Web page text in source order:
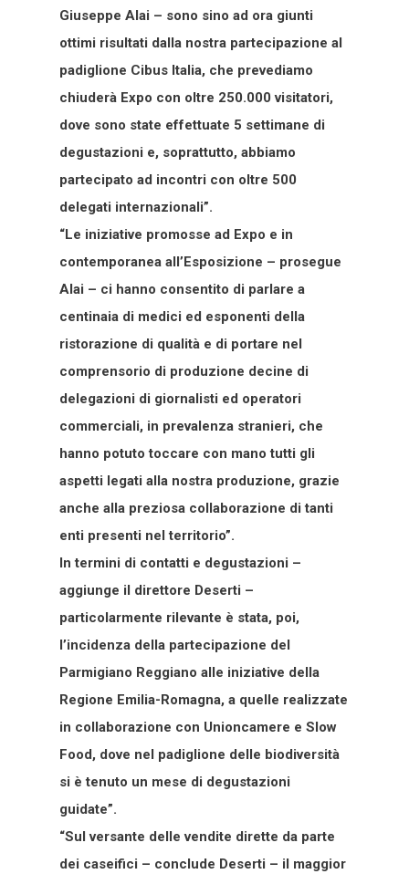
Giuseppe Alai – sono sino ad ora giunti
ottimi risultati dalla nostra partecipazione al
padiglione Cibus Italia, che prevediamo
chiuderà Expo con oltre 250.000 visitatori,
dove sono state effettuate 5 settimane di
degustazioni e, soprattutto, abbiamo
partecipato ad incontri con oltre 500
delegati internazionali”.
“Le iniziative promosse ad Expo e in
contemporanea all’Esposizione – prosegue
Alai – ci hanno consentito di parlare a
centinaia di medici ed esponenti della
ristorazione di qualità e di portare nel
comprensorio di produzione decine di
delegazioni di giornalisti ed operatori
commerciali, in prevalenza stranieri, che
hanno potuto toccare con mano tutti gli
aspetti legati alla nostra produzione, grazie
anche alla preziosa collaborazione di tanti
enti presenti nel territorio”.
In termini di contatti e degustazioni –
aggiunge il direttore Deserti –
particolarmente rilevante è stata, poi,
l’incidenza della partecipazione del
Parmigiano Reggiano alle iniziative della
Regione Emilia-Romagna, a quelle realizzate
in collaborazione con Unioncamere e Slow
Food, dove nel padiglione delle biodiversità
si è tenuto un mese di degustazioni
guidate”.
“Sul versante delle vendite dirette da parte
dei caseifici – conclude Deserti – il maggior